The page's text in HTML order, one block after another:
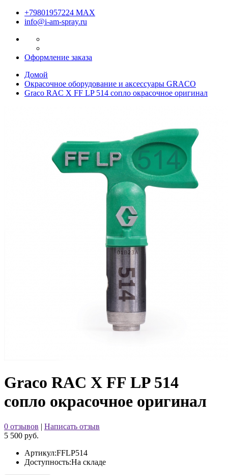
+79801957224 МАХ
info@i-am-spray.ru
Оформление заказа
Домой
Окрасочное оборудование и аксессуары GRACO
Graco RAC X FF LP 514 сопло окрасочное оригинал
Graco RAC X FF LP 514
сопло окрасочное оригинал
0 отзывов | Написать отзыв
5 500 руб.
Артикул:FFLP514
Доступность:На складе